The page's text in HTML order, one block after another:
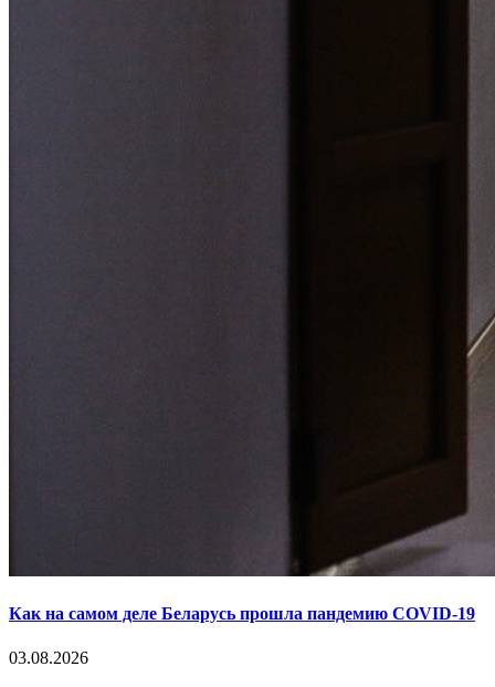
Как на самом деле Беларусь прошла пандемию COVID-19
03.08.2026